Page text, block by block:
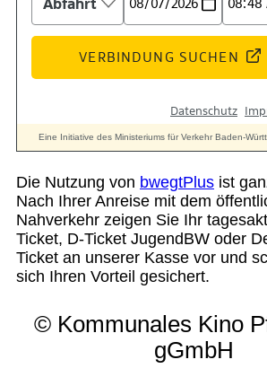
Menü
Die Nutzung von bwegtPlus ist
Nach Ihrer Anreise mit dem
Nahverkehr zeigen Sie Ihr
Ticket, D-Ticket JugendBW oder
Ticket an unserer Kasse vor und
sich Ihren Vorteil gesichert.
© Kommunales Kino
gGmbH